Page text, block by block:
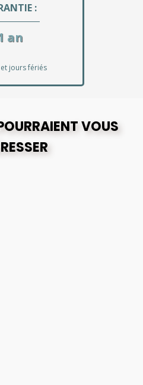
:
an
jours fériés
VOUS